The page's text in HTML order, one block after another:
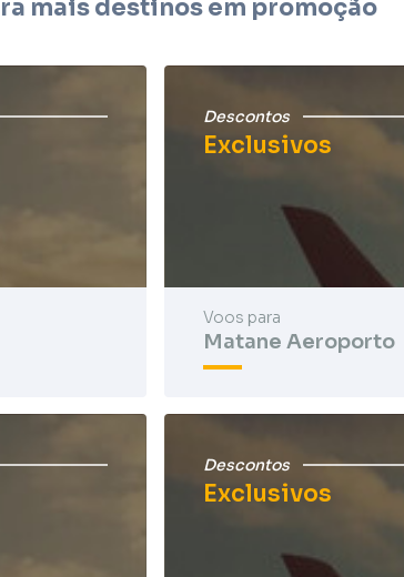
mais destinos em promoção
Descontos
Exclusivos
Voos para
Matane Aeroporto
Descontos
Exclusivos